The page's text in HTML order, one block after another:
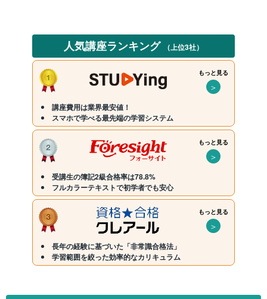
人気講座ランキング （上位3社）
もっと見る
＞
講座費用は業界最安値！
スマホで学べる最先端の学習システム
もっと見る
＞
受講生の簿記2級合格率は78.8%
フルカラーテキストで初学者でも安心
もっと見る
＞
長年の経験に基づいた「非常識合格法」
学習範囲を絞った効率的なカリキュラム